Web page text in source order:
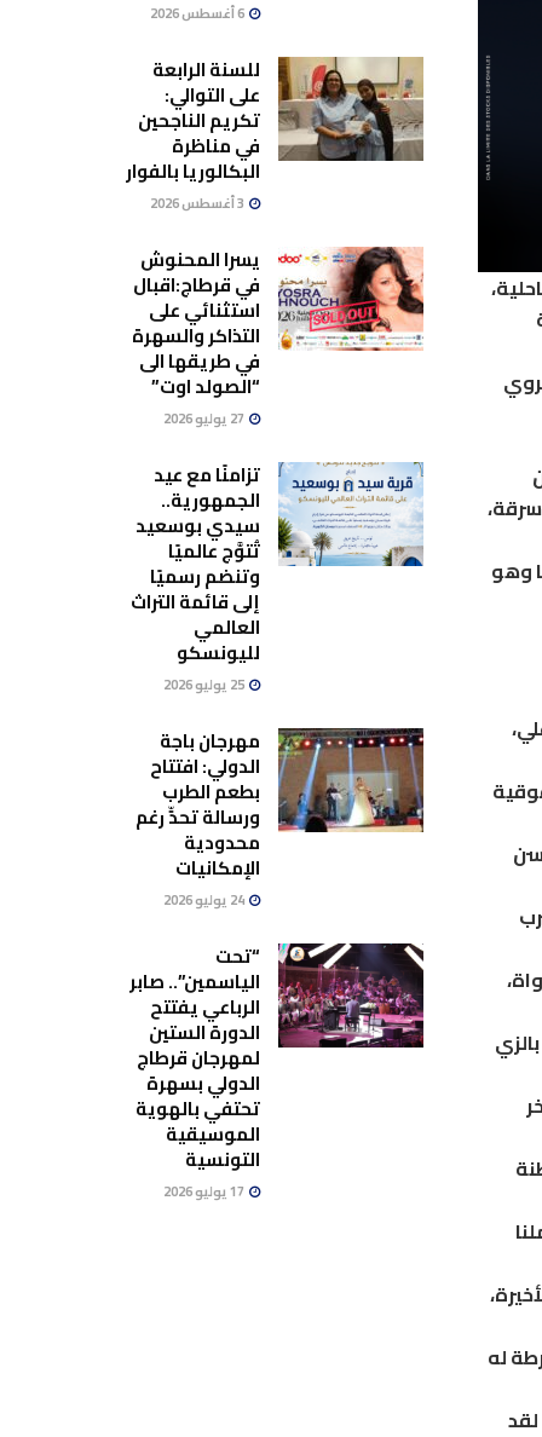
وهو
علي،
له
6 أغسطس 2026
للسنة الرابعة
على التوالي:
تكريم الناجحين
في مناظرة
البكالوريا بالفوار
يسرا المحنوش
في قرطاج:اقبال
استثنائي على
التذاكر والسهرة
في طريقها الى
“الصولد اوت”
تزامنًا مع عيد
الجمهورية..
سيدي بوسعيد
تُتوَّج عالميًا
وتنضم رسميًا
إلى قائمة التراث
العالمي
لليونسكو
25 يوليو 2026
مهرجان باجة
الدولي: افتتاح
بطعم الطرب
ورسالة تحدٍّ رغم
محدودية
الإمكانيات
24 يوليو 2026
“تحت
الياسمين”.. صابر
الرباعي يفتتح
الدورة الستين
لمهرجان قرطاج
الدولي بسهرة
تحتفي بالهوية
الموسيقية
التونسية